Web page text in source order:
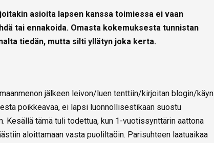
asioita lapsen kanssa toimiessa ei vaan
tai ennakoida. Omasta kokemuksesta tunnistan
tiedän, mutta silti yllätyn joka kerta.
jälkeen leivon/luen tenttiin/kirjoitan blogin/käyn
poikkeavaa, ei lapsi luonnollisestikaan suostu
Kesällä tämä tuli todettua, kun 1-vuotissynttärin aattona
aloittamaan vasta puoliltaöin. Parisuhteen laatuaikaa